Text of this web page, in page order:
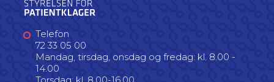
Telefon
72 33 05 00
Mandag, tirsdag, onsdag og fredag: kl. 8.00 -
14.00
Torsdag: kl. 8.00-16.00